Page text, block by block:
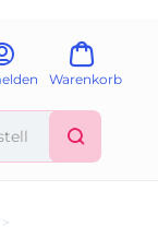
Warenkorb
>